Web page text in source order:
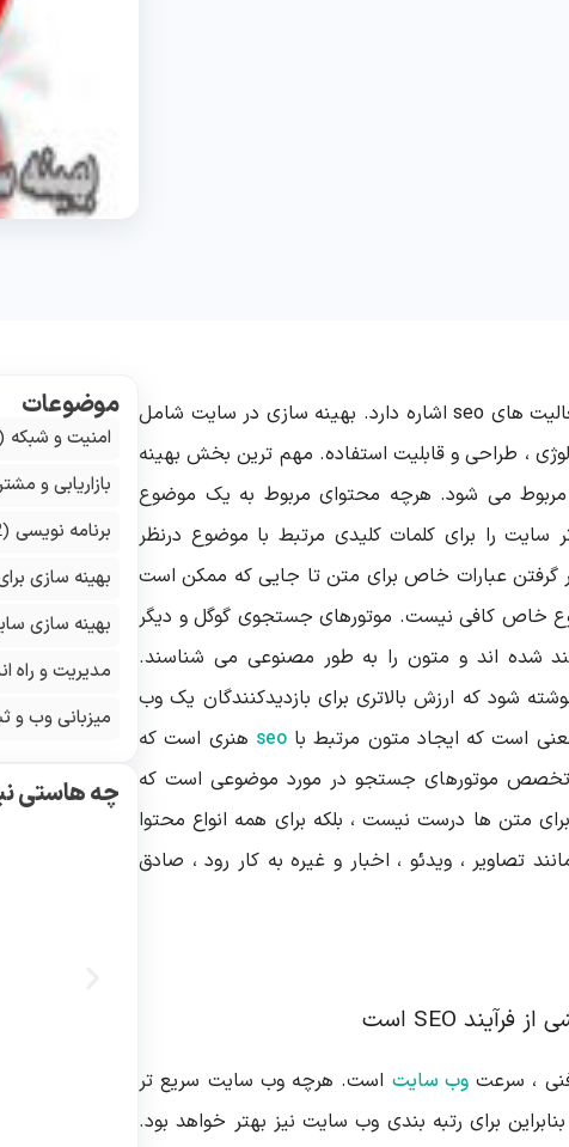
های seoاشاره دارد. بهینه سازی در سایت شامل
، طراحی و قابلیت استفاده. مهم ترین بخش بهینه
می شود. هرچه محتوای مربوط به یک موضوع
سایت را برای کلمات کلیدی مرتبط با موضوع درنظر
گرفتن عبارات خاص برای متن تا جایی که ممکن است
خاص کافی نیست. موتورهای جستجوی گوگل و دیگر
شده اند و متون را به طور مصنوعی می شناسند.
شود که ارزش بالاتری برای بازدیدکنندگان یک وب
است که ایجاد متون مرتبط باseo هنری است که
تخصص موتورهای جستجو در مورد موضوعی است که
متن ها درست نیست ، بلکه برای همه انواع محتوا
تصاویر ، ویدئو ، اخبار و غیره به کار رود ، صادق
از فرآیند SEO است
، سرعتوب سایت است. هرچه وب سایت سریع تر
برای رتبه بندی وب سایت نیز بهتر خواهد بود.
موضوعات
امنیت و شبکه
بازاریابی و
برنامه نویسی (22)
بهینه سازی
بهینه سازی
مدیریت و راه
میزبانی وب و
چه هاستی